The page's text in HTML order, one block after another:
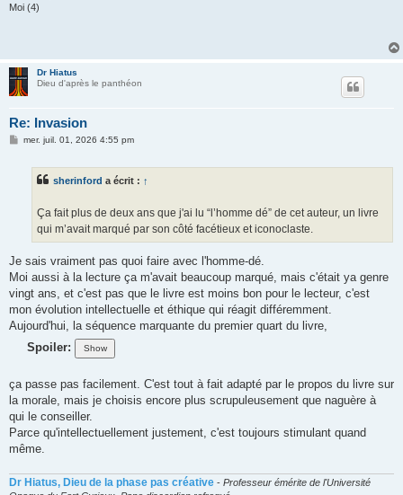
Moi (4)
Dr Hiatus
Dieu d'après le panthéon
Re: Invasion
Mmer. juil. 01, 2026 4:55 pm
sherinford a écrit : ↑
Ça fait plus de deux ans que j'ai lu “l’homme dé” de cet auteur, un livre
qui m’avait marqué par son côté facétieux et iconoclaste.
Je sais vraiment pas quoi faire avec l'homme-dé.
Moi aussi à la lecture ça m'avait beaucoup marqué, mais c'était ya genre
vingt ans, et c'est pas que le livre est moins bon pour le lecteur, c'est
mon évolution intellectuelle et éthique qui réagit différemment.
Aujourd'hui, la séquence marquante du premier quart du livre,
Spoiler:
ça passe pas facilement. C'est tout à fait adapté par le propos du livre sur
la morale, mais je choisis encore plus scrupuleusement que naguère à
qui le conseiller.
Parce qu'intellectuellement justement, c'est toujours stimulant quand
même.
Dr Hiatus, Dieu de la phase pas créative - Professeur émérite de l'Université